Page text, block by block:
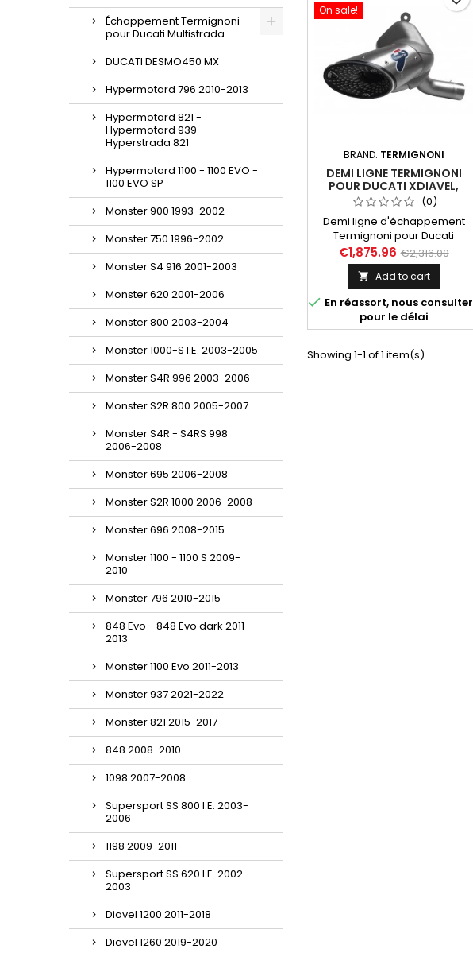
Échappement Termignoni
pour Ducati Multistrada
DUCATI DESMO450 MX
Hypermotard 796 2010-2013
Hypermotard 821 -
Hypermotard 939 -
Hyperstrada 821
Hypermotard 1100 - 1100 EVO -
1100 EVO SP
Monster 900 1993-2002
Monster 750 1996-2002
Monster S4 916 2001-2003
Monster 620 2001-2006
Monster 800 2003-2004
Monster 1000-S I.E. 2003-2005
Monster S4R 996 2003-2006
Monster S2R 800 2005-2007
Monster S4R - S4RS 998
2006-2008
Monster 695 2006-2008
Monster S2R 1000 2006-2008
Monster 696 2008-2015
Monster 1100 - 1100 S 2009-
2010
Monster 796 2010-2015
848 Evo - 848 Evo dark 2011-
2013
Monster 1100 Evo 2011-2013
Monster 937 2021-2022
Monster 821 2015-2017
848 2008-2010
1098 2007-2008
Supersport SS 800 I.E. 2003-
2006
1198 2009-2011
Supersport SS 620 I.E. 2002-
2003
Diavel 1200 2011-2018
Diavel 1260 2019-2020
On sale!
BRAND: TERMIGNONI
DEMI LIGNE TERMIGNONI
POUR DUCATI XDIAVEL,
XDIAVEL S ANNÉE 2016-2019
(0)
Demi ligne d'échappement
Termignoni pour Ducati
XDIAVEL 1262 Réf. TERMIGNONI:
D159, Réf. DUCATI: 96480931A
Compatible avec les modèles
suivants: Ducati XDiavel 1260
année 2016, 2017, 2018, 2019,
Ducati XDiavel
2019.
€1,875.96 €2,316.00
 Add to cart
 En réassort, nous consulter
pour le délai
Showing 1-1 of 1 item(s)